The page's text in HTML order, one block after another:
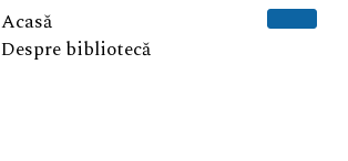
Acasă
Despre bibliotecă